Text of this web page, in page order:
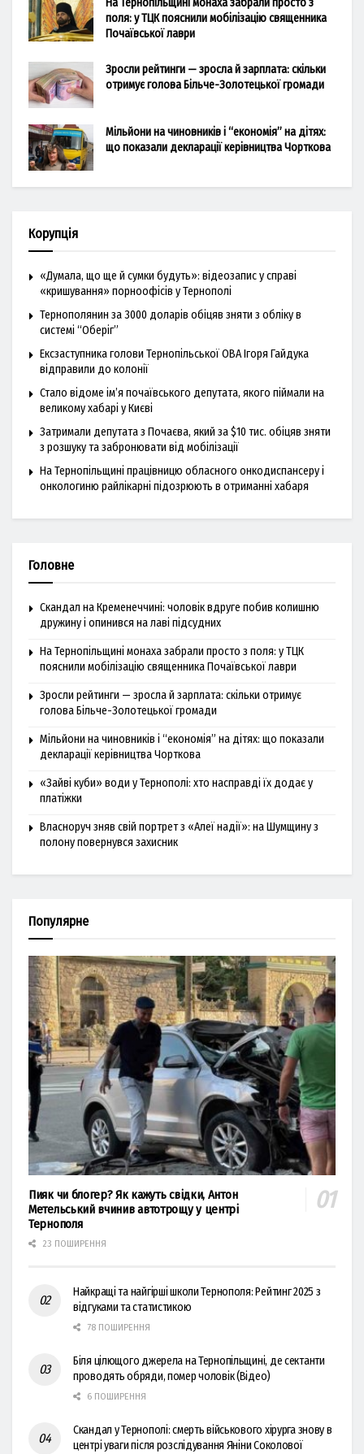
поля: у ТЦК пояснили мобілізацію священника
Почаївської лаври
Зросли рейтинги — зросла й зарплата: скільки
отримує голова Більче-Золотецької громади
Мільйони на чиновників і “економія” на дітях:
що показали декларації керівництва Чорткова
Корупція
«Думала, що ще й сумки будуть»: відеозапис у справі
«кришування» порноофісів у Тернополі
Тернополянин за 3000 доларів обіцяв зняти з обліку в
системі “Оберіг”
Ексзаступника голови Тернопільської ОВА Ігоря Гайдука
відправили до колонії
Стало відоме ім’я почаївського депутата, якого піймали на
великому хабарі у Києві
Затримали депутата з Почаєва, який за $10 тис. обіцяв зняти
з розшуку та забронювати від мобілізації
На Тернопільщині працівницю обласного онкодиспансеру і
онкологиню райлікарні підозрюють в отриманні хабаря
Головне
Скандал на Кременеччині: чоловік вдруге побив колишню
дружину і опинився на лаві підсудних
На Тернопільщині монаха забрали просто з поля: у ТЦК
пояснили мобілізацію священника Почаївської лаври
Зросли рейтинги — зросла й зарплата: скільки отримує
голова Більче-Золотецької громади
Мільйони на чиновників і “економія” на дітях: що показали
декларації керівництва Чорткова
«Зайві куби» води у Тернополі: хто насправді їх додає у
платіжки
Власноруч зняв свій портрет з «Алеї надії»: на Шумщину з
полону повернувся захисник
Популярне
Пияк чи блогер? Як кажуть свідки, Антон
Метельський вчинив автотрощу у центрі
Тернополя
23 ПОШИРЕННЯ
Найкращі та найгірші школи Тернополя: Рейтинг 2025 з
відгуками та статистикою
78 ПОШИРЕННЯ
Біля цілющого джерела на Тернопільщині, де сектанти
проводять обряди, помер чоловік (Відео)
6 ПОШИРЕННЯ
Скандал у Тернополі: смерть військового хірурга знову в
центрі уваги після розслідування Яніни Соколової